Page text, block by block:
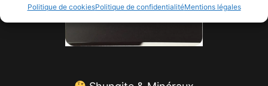
Politique de cookiesPolitique de confidentialitéMentions légales